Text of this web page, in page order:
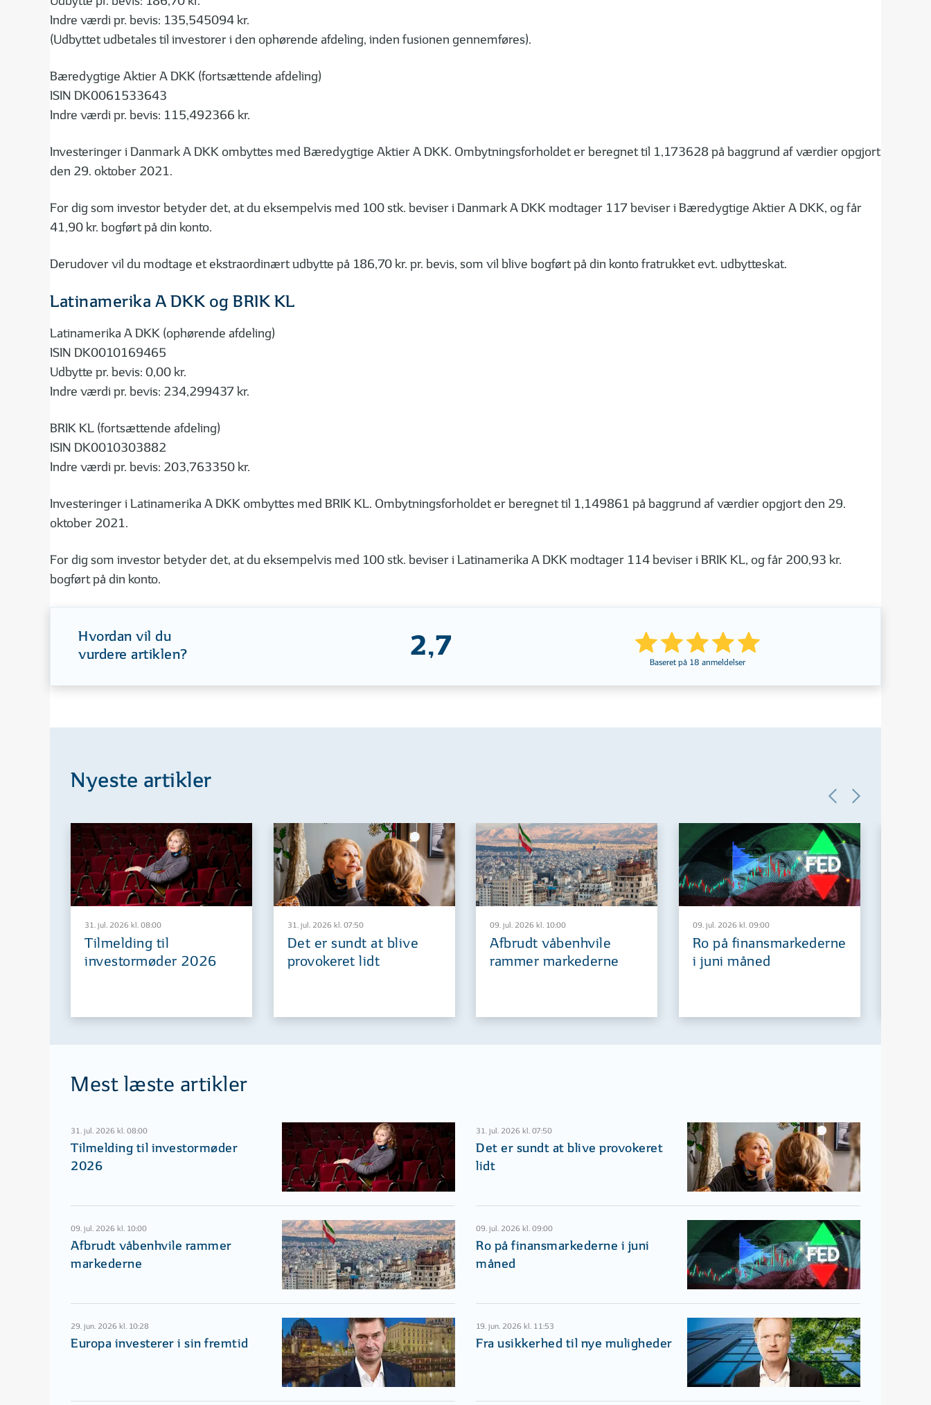
Indre værdi pr. bevis: 135,545094 kr.
(Udbyttet udbetales til investorer i den ophørende afdeling, inden fusionen gennemføres).
Bæredygtige Aktier A DKK (fortsættende afdeling)
ISIN DK0061533643
Indre værdi pr. bevis: 115,492366 kr.
Investeringer i Danmark A DKK ombyttes med Bæredygtige Aktier A DKK. Ombytningsforholdet er beregnet til 1,173628 på baggrund af værdier opgjort
den 29. oktober 2021.
For dig som investor betyder det, at du eksempelvis med 100 stk. beviser i Danmark A DKK modtager 117 beviser i Bæredygtige Aktier A DKK, og får
41,90 kr. bogført på din konto.
Derudover vil du modtage et ekstraordinært udbytte på 186,70 kr. pr. bevis, som vil blive bogført på din konto fratrukket evt. udbytteskat.
Latinamerika A DKK og BRIK KL
Latinamerika A DKK (ophørende afdeling)
ISIN DK0010169465
Udbytte pr. bevis: 0,00 kr.
Indre værdi pr. bevis: 234,299437 kr.
BRIK KL (fortsættende afdeling)
ISIN DK0010303882
Indre værdi pr. bevis: 203,763350 kr.
Investeringer i Latinamerika A DKK ombyttes med BRIK KL. Ombytningsforholdet er beregnet til 1,149861 på baggrund af værdier opgjort den 29.
oktober 2021.
For dig som investor betyder det, at du eksempelvis med 100 stk. beviser i Latinamerika A DKK modtager 114 beviser i BRIK KL, og får 200,93 kr.
bogført på din konto.
Hvordan vil du
vurdere artiklen?
2,7 Baseret på 18 anmeldelser
Nyeste artikler
31. jul. 2026 kl. 08:00
Tilmelding til
investormøder 2026
31. jul. 2026 kl. 07:50
Det er sundt at blive
provokeret lidt
09. jul. 2026 kl. 10:00
Afbrudt våbenhvile
rammer markederne
09. jul. 2026 kl. 09:00
Ro på finansmarkederne
i juni måned
Mest læste artikler
31. jul. 2026 kl. 08:00
Tilmelding til investormøder
2026
31. jul. 2026 kl. 07:50
Det er sundt at blive provokeret
lidt
09. jul. 2026 kl. 10:00
Afbrudt våbenhvile rammer
markederne
09. jul. 2026 kl. 09:00
Ro på finansmarkederne i juni
måned
29. jun. 2026 kl. 10:28
Europa investerer i sin fremtid
19. jun. 2026 kl. 11:53
Fra usikkerhed til nye muligheder